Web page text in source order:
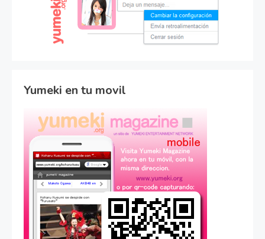
Yumeki en tu movil